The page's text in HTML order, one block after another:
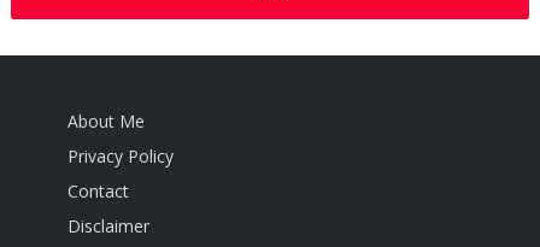
About Me
Privacy Policy
Contact
Disclaimer